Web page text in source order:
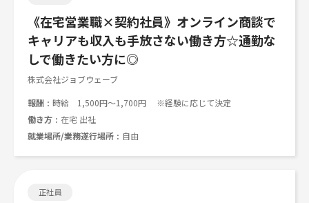
《在宅営業職×契約社員》オンライン商談で
キャリアも収入も手放さない働き方☆通勤な
しで働きたい方に◎
株式会社ジョブウェーブ
報酬
時給 1,500円～1,700円 ※経験に応じて決定
働き方
在宅 出社
就業場所/業務遂行場所
自由
正社員